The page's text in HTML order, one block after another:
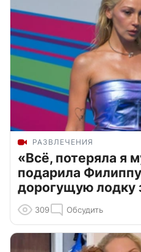
РАЗВЛЕЧЕНИЯ
«Всё, потеряла я
подарила
дорогущую лодку
309 Обсудить